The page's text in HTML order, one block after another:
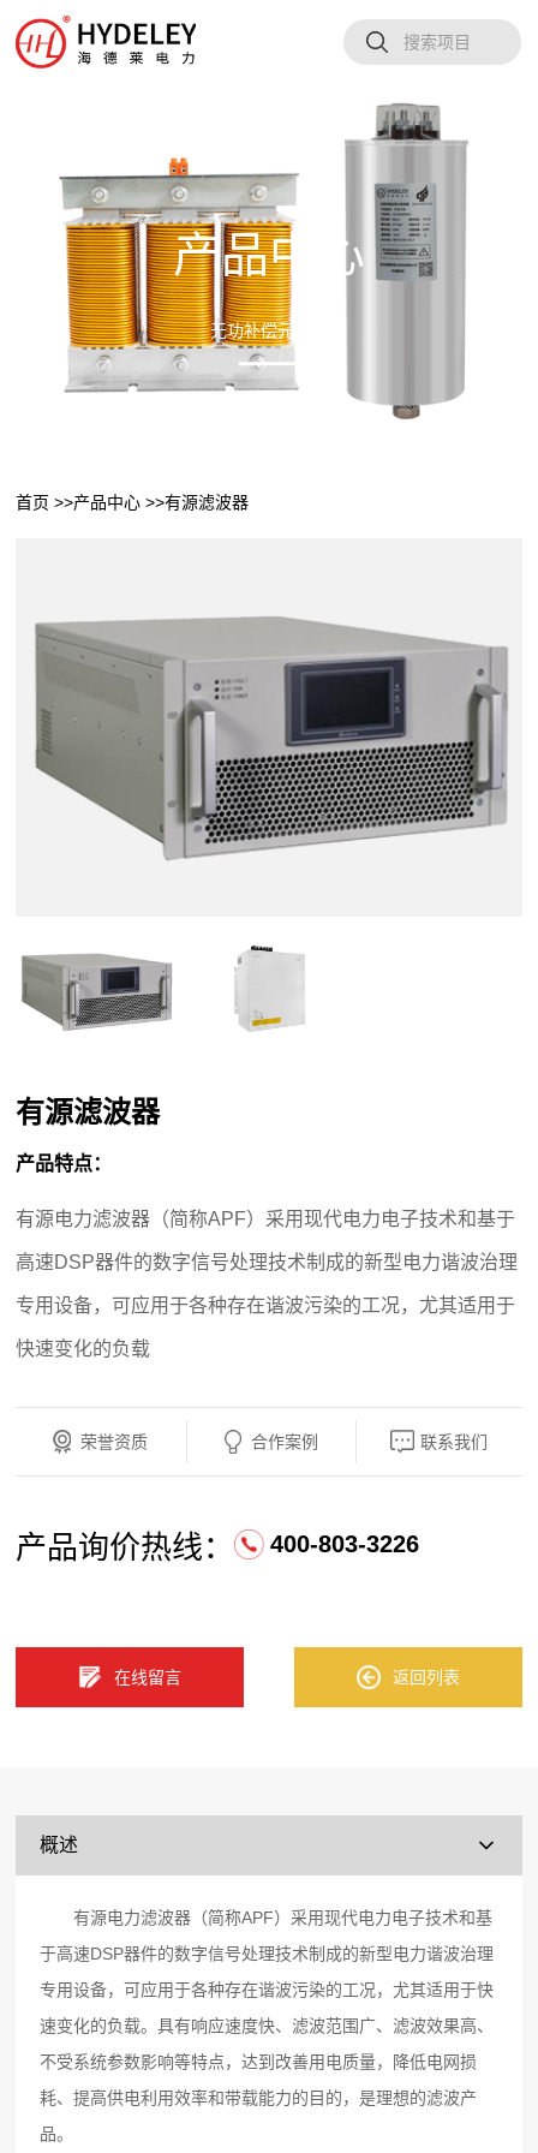
产品中心
无功补偿元器件
首页 >>产品中心 >>有源滤波器
有源滤波器
产品特点：
有源电力滤波器（简称APF）采用现代电力电子技术和基于
高速DSP器件的数字信号处理技术制成的新型电力谐波治理
专用设备，可应用于各种存在谐波污染的工况，尤其适用于
快速变化的负载
荣誉资质 合作案例 联系我们
产品询价热线： 400-803-3226
在线留言 返回列表
概述
有源电力滤波器（简称APF）采用现代电力电子技术和基
于高速DSP器件的数字信号处理技术制成的新型电力谐波治理
专用设备，可应用于各种存在谐波污染的工况，尤其适用于快
速变化的负载。具有响应速度快、滤波范围广、滤波效果高、
不受系统参数影响等特点，达到改善用电质量，降低电网损
耗、提高供电利用效率和带载能力的目的，是理想的滤波产
品。